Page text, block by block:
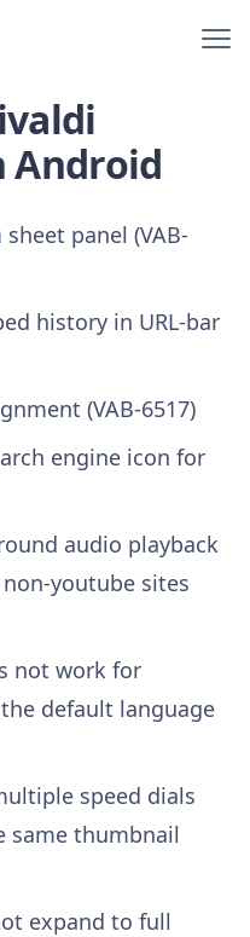
Android
panel (VAB-
history in URL-bar
(VAB-6517)
engine icon for
audio playback
youtube sites
not work for
default language
speed dials
same thumbnail
expand to full